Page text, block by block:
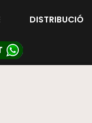
DISTRIBUCIÓ